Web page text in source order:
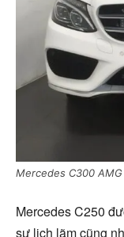
Mercedes C300 AMG
Mercedes C250
sự lịch lãm cũng